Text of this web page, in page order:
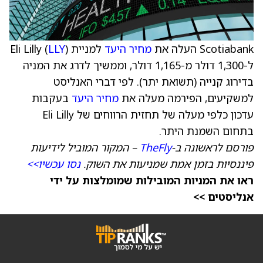
Scotiabank העלה את מחיר היעד למניית Eli Lilly ( LLY)
ל-1,300 דולר מ-1,165 דולר, וממשיך לדרג את המניה
בדירוג קנייה (תשואת יתר). לפי דברי האנליסט
למשקיעים, הפירמה מעלה את מחיר היעד בעקבות
עדכון כלפי מעלה של תחזית הרווחים של Eli Lilly
בתחום השמנת היתר.
פורסם לראשונה ב-TheFly – המקור המוביל לידיעות
פיננסיות בזמן אמת שמניעות את השוק.נסו עכשיו>>
ראו את המניות המובילות שמומלצות על ידי
אנליסטים >>